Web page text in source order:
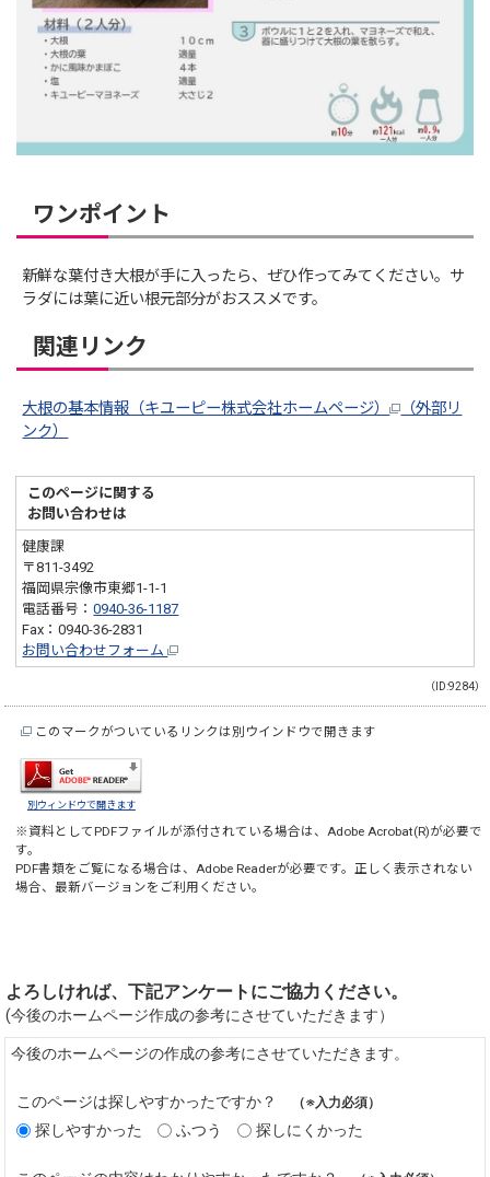
ワンポイント
新鮮な葉付き大根が手に入ったら、ぜひ作ってみてください。サ
ラダには葉に近い根元部分がおススメです。
関連リンク
大根の基本情報（キユーピー株式会社ホームページ）
（外部リ
ンク）
このページに関する
お問い合わせは
健康課
〒811-3492
福岡県宗像市東郷1-1-1
電話番号：0940-36-1187
Fax：0940-36-2831
お問い合わせフォーム
（ID:9284）
このマークがついているリンクは別ウインドウで開きます
別ウィンドウで開きます
※資料としてPDFファイルが添付されている場合は、Adobe Acrobat(R)が必要で
す。
PDF書類をご覧になる場合は、Adobe Readerが必要です。正しく表示されない
場合、最新バージョンをご利用ください。